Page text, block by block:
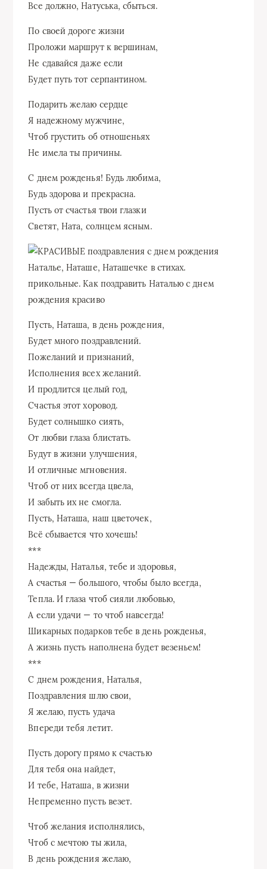
Все должно, Натуська, сбыться.
По своей дороге жизни
Проложи маршрут к вершинам,
Не сдавайся даже если
Будет путь тот серпантином.
Подарить желаю сердце
Я надежному мужчине,
Чтоб грустить об отношеньях
Не имела ты причины.
С днем рожденья! Будь любима,
Будь здорова и прекрасна.
Пусть от счастья твои глазки
Светят, Ната, солнцем ясным.
Пусть, Наташа, в день рождения,
Будет много поздравлений.
Пожеланий и признаний,
Исполнения всех желаний.
И продлится целый год,
Счастья этот хоровод.
Будет солнышко сиять,
От любви глаза блистать.
Будут в жизни улучшения,
И отличные мгновения.
Чтоб от них всегда цвела,
И забыть их не смогла.
Пусть, Наташа, наш цветочек,
Всё сбывается что хочешь!
***
Надежды, Наталья, тебе и здоровья,
А счастья — большого, чтобы было всегда,
Тепла. И глаза чтоб сияли любовью,
А если удачи — то чтоб навсегда!
Шикарных подарков тебе в день рожденья,
А жизнь пусть наполнена будет везеньем!
***
С днем рождения, Наталья,
Поздравления шлю свои,
Я желаю, пусть удача
Впереди тебя летит.
Пусть дорогу прямо к счастью
Для тебя она найдет,
И тебе, Наташа, в жизни
Непременно пусть везет.
Чтоб желания исполнялись,
Чтоб с мечтою ты жила,
В день рождения желаю,